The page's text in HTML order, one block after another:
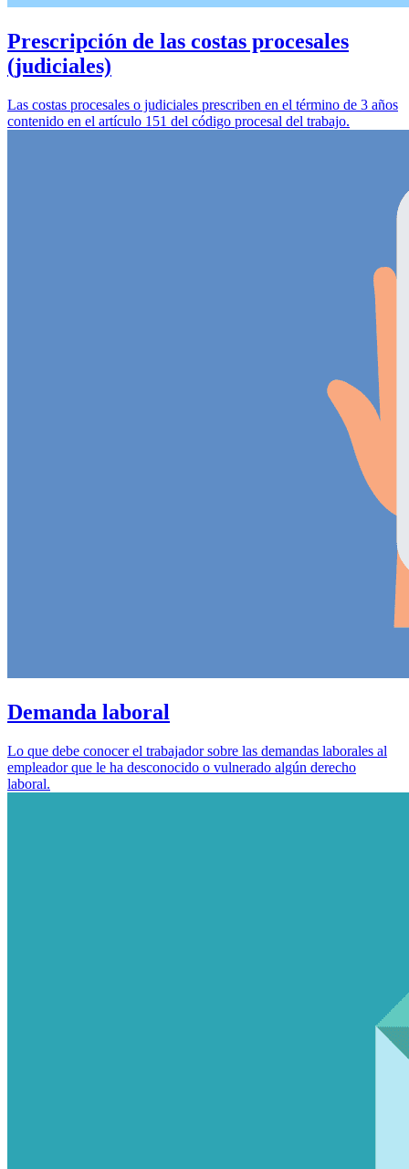
Prescripción de las costas procesales
(judiciales)
Las costas procesales o judiciales prescriben en el término de 3 años
contenido en el artículo 151 del código procesal del trabajo.
Demanda laboral
Lo que debe conocer el trabajador sobre las demandas laborales al
empleador que le ha desconocido o vulnerado algún derecho
laboral.